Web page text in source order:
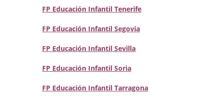
FP Educación Infantil Tenerife
FP Educación Infantil Segovia
FP Educación Infantil Sevilla
FP Educación Infantil Soria
FP Educación Infantil Tarragona